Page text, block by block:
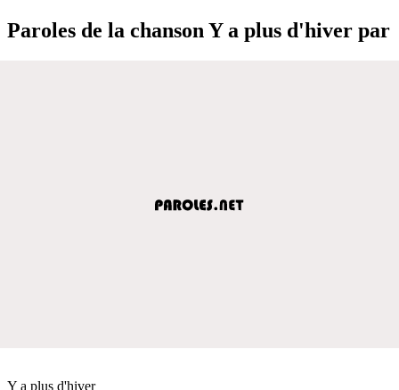
Paroles de la chanson Y a plus d'hiver par
Y a plus d'hiver